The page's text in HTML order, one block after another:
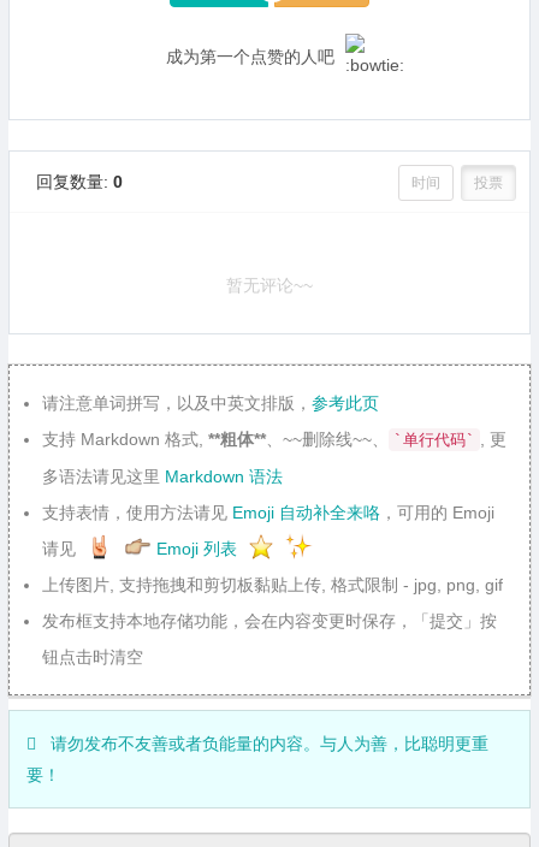
成为第一个点赞的人吧
回复数量: 0 时间 投票
暂无评论~~
请注意单词拼写，以及中英文排版， 参考此页
支持 Markdown 格式, **粗体** 、~~删除线~~、 `单行代码`
, 更
多语法请见这里 Markdown 语法
支持表情，使用方法请见 Emoji 自动补全来咯 ，可用的 Emoji
请见
Emoji 列表
上传图片, 支持拖拽和剪切板黏贴上传, 格式限制 - jpg, png, gif
发布框支持本地存储功能，会在内容变更时保存，「提交」按
钮点击时清空
请勿发布不友善或者负能量的内容。与人为善，比聪明更重
要！